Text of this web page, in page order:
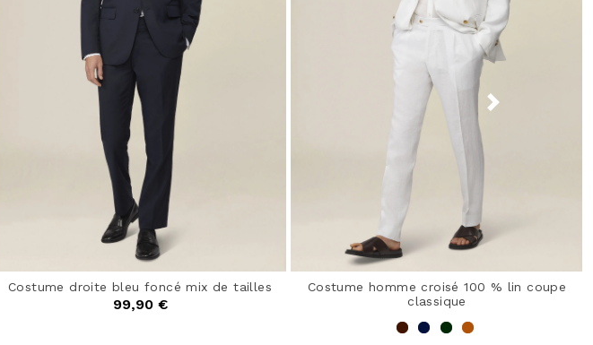
Costume droite bleu foncé mix de tailles
99,90 €
Costume homme croisé 100 % lin coupe
classique